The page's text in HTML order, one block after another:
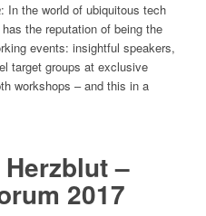
: In the world of ubiquitous tech
the reputation of being the
events: insightful speakers,
target groups at exclusive
workshops – and this in a
–
2017